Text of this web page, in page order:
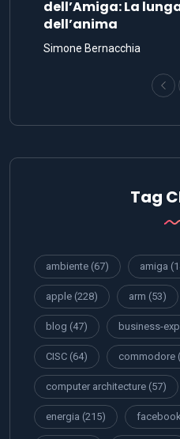
dell’Amiga: La
dell’anima
Simone Bernacchia
Tag
ambiente (67) amiga
apple (228) arm (53)
blog (47) business-
CISC (64) commodore
computer architecture (57)
energia (215) facebook